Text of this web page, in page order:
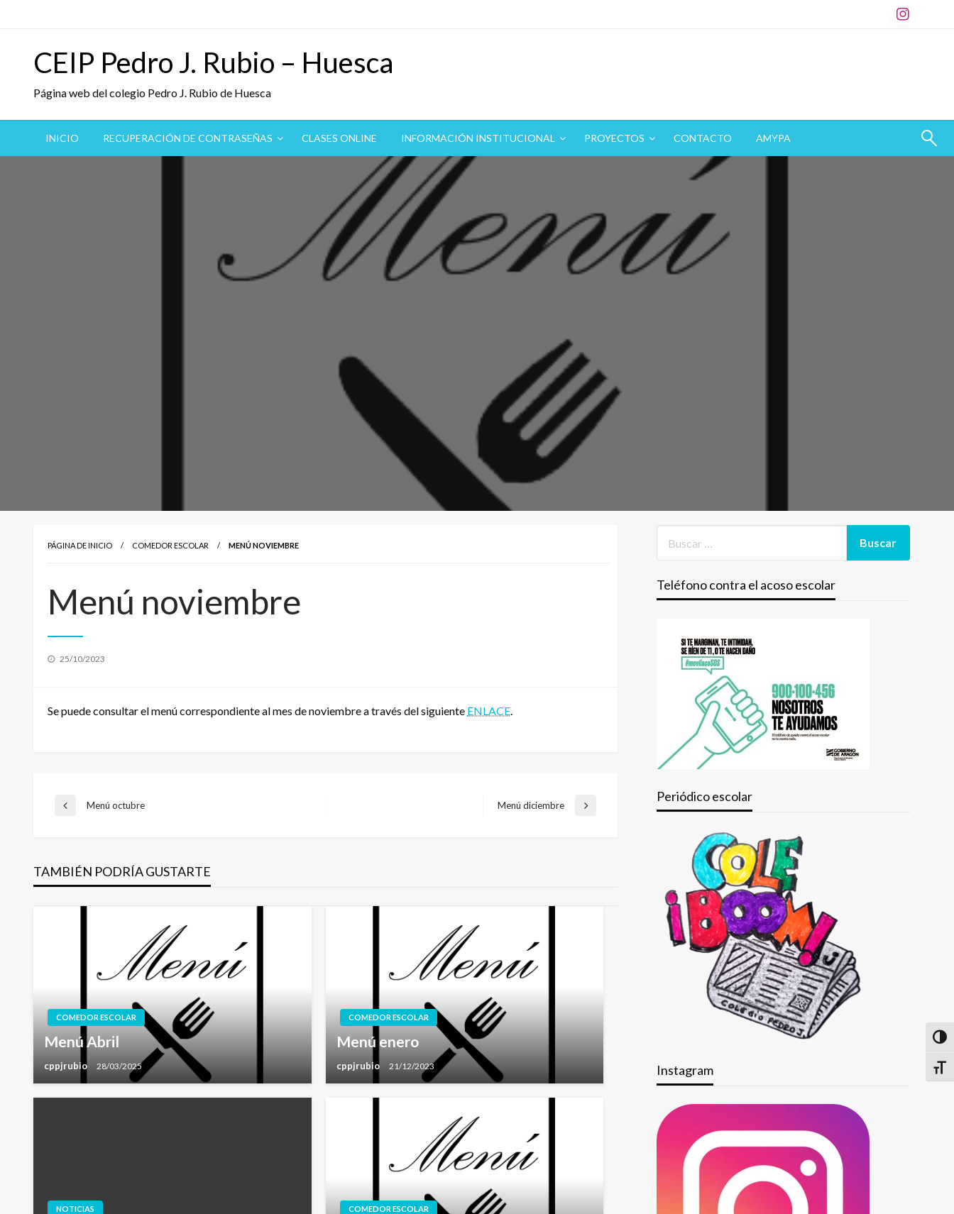
al
CEIP Pedro J. Rubio – Huesca
Página web del colegio Pedro J. Rubio de Huesca
INICIO RECUPERACIÓN DE CONTRASEÑAS CLASES ONLINE INFORMACIÓN INSTITUCIONAL PROYECTOS CONTACTO AMYPA
PÁGINA DE INICIO COMEDOR ESCOLAR MENÚ NOVIEMBRE
Menú noviembre
Publicado
25/10/2023
Se puede consultar el menú correspondiente al mes de noviembre a través del siguiente ENLACE.
Navegación
entradas
Entrada
Menú octubre
Entrada
Menú diciembre
TAMBIÉN PODRÍA GUSTARTE
COMEDOR ESCOLAR
Menú Abril
cppjrubio 28/03/2025
COMEDOR ESCOLAR
Menú enero
cppjrubio 21/12/2023
NOTICIAS COMEDOR ESCOLAR
Teléfono contra el acoso escolar
Periódico escolar
Instagram